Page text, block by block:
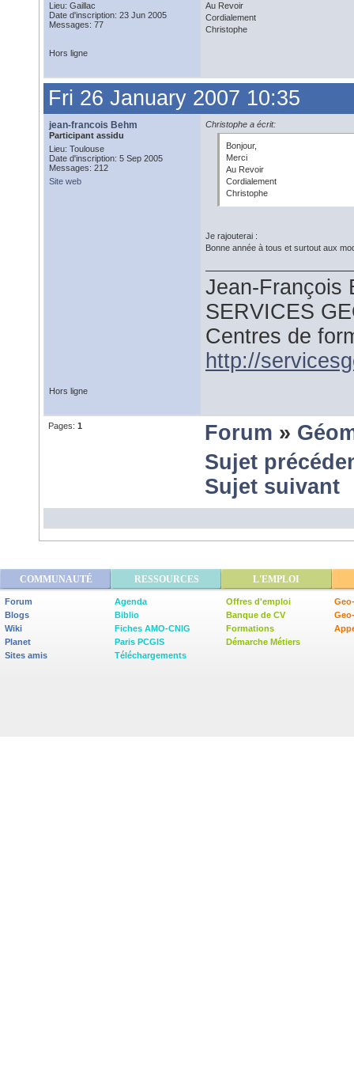
Lieu: Gaillac
Date d'inscription: 23 Jun 2005
Messages: 77
Au Revoir
Cordialement
Christophe
Hors ligne
Fri 26 January 2007 10:35
jean-francois Behm
Participant assidu
Lieu: Toulouse
Date d'inscription: 5 Sep 2005
Messages: 212
Site web
Christophe a écrit:
Bonjour,
Merci
Au Revoir
Cordialement
Christophe
Je rajouterai :
Bonne année à tous et surtout aux
Jean-François
SERVICES
Centres de
http://
Hors ligne
Pages: 1 Forum »
Sujet
Sujet suivant
COMMUNAUTÉ RESSOURCES L'EMPLOI
Forum
Blogs
Wiki
Planet
Sites amis
Agenda
Biblio
Fiches AMO-CNIG
Paris PCGIS
Téléchargements
Offres d'emploi
Banque de CV
Formations
Démarche Métiers